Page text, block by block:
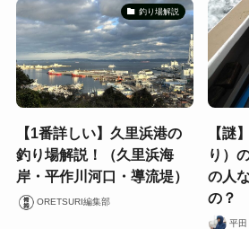
釣り場解説
【1番詳しい】久里浜港の
釣り場解説！（久里浜海
岸・平作川河口・導流堤）
ORETSURI編集部
【謎
り）
の人
の？
平田